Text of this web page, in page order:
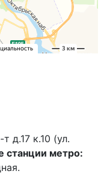
д.17 к.10 (ул.
станции метро: